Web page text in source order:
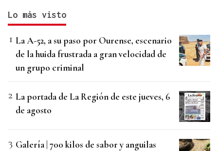
Lo más visto
La A-52, a su paso por Ourense, escenario
de la huida frustrada a gran velocidad de
un grupo criminal
La portada de La Región de este jueves, 6
de agosto
Galería | 700 kilos de sabor y anguilas